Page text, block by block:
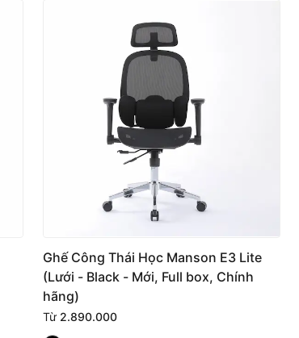
Ghế Công Thái Học Manson E3 Lite
(Lưới - Black - Mới, Full box, Chính
hãng)
Từ 2.890.000